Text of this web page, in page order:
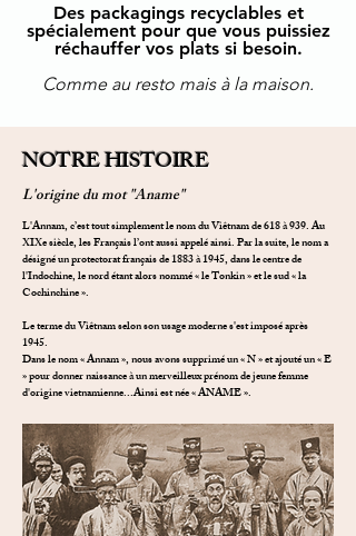
Des packagings recyclables et
spécialement pour que vous puissiez
réchauffer vos plats si besoin.
Comme au resto mais à la maison.
NOTRE HISTOIRE
L'origine du mot "Aname"
L'Annam, c’est tout simplement le nom du Viêtnam de 618 à 939. Au
XIXe siècle, les Français l’ont aussi appelé ainsi. Par la suite, le nom a
désigné un protectorat français de 1883 à 1945, dans le centre de
l'Indochine, le nord étant alors nommé « le Tonkin » et le sud « la
Cochinchine ».
Le terme du Viêtnam selon son usage moderne s'est imposé après
1945.
Dans le nom « Annam », nous avons supprimé un « N » et ajouté un « E
» pour donner naissance à un merveilleux prénom de jeune femme
d'origine vietnamienne...Ainsi est née « ANAME ».